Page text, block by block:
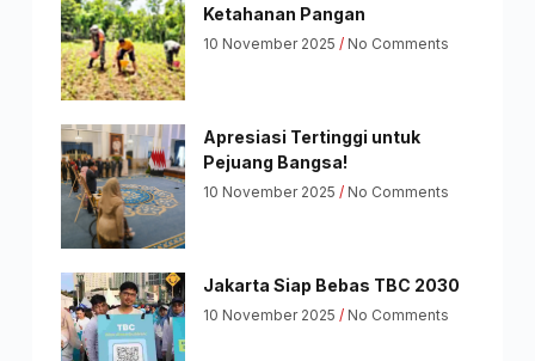
Ketahanan Pangan
10 November 2025 No Comments
Apresiasi Tertinggi untuk
Pejuang Bangsa!
10 November 2025 No Comments
Jakarta Siap Bebas TBC 2030
10 November 2025 No Comments